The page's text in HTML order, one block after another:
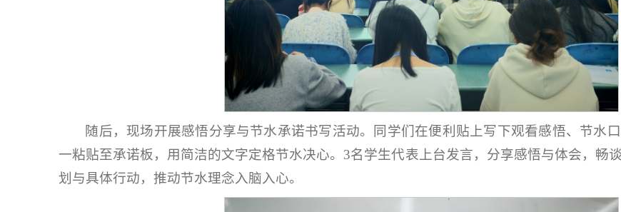
随后，现场开展感悟分享与节水承诺书写活动。同学们在便利贴上写下观看感悟、节水
一粘贴至承诺板，用简洁的文字定格节水决心。3名学生代表上台发言，分享感悟与体会，畅
划与具体行动，推动节水理念入脑入心。